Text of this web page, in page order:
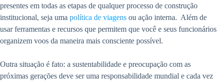
presentes em todas as etapas de qualquer processo de construção
institucional, seja uma política de viagens ou ação interna. Além de
usar ferramentas e recursos que permitem que você e seus funcionários
organizem voos da maneira mais consciente possível.
Outra situação é fato: a sustentabilidade e preocupação com as
próximas gerações deve ser uma responsabilidade mundial e cada vez